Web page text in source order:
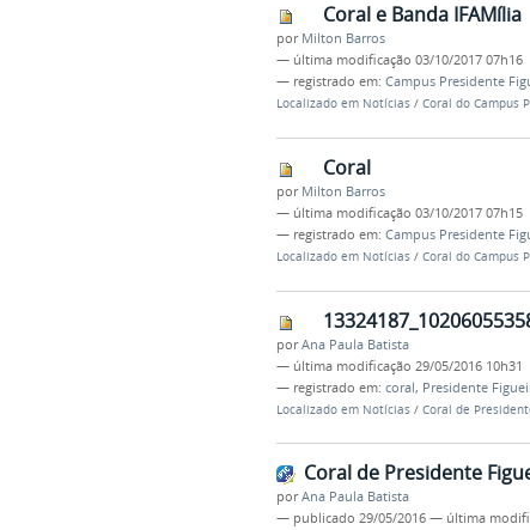
Coral e Banda IFAMília
por Milton Barros
— última modificação 03/10/2017 07h16
— registrado em: Campus Presidente
Localizado em Notícias / Coral do Campus
Coral
por Milton Barros
— última modificação 03/10/2017 07h15
— registrado em: Campus Presidente
Localizado em Notícias / Coral do Campus
porAna Paula Batista
— última modificação 29/05/2016 10h31
— registrado em: coral, Presidente
Localizado em Notícias / Coral de
Coral de Presidente
porAna Paula Batista
— publicado 29/05/2016 — última